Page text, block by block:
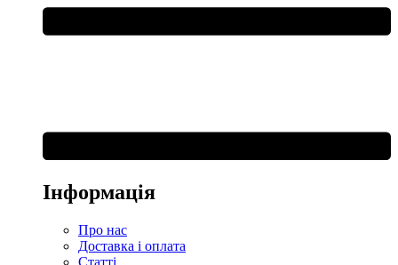
Інформація
Про нас
Доставка і оплата